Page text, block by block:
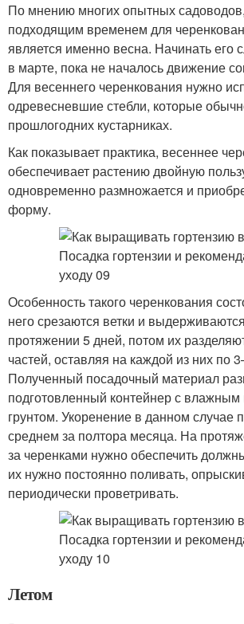
По мнению многих опытных
подходящим временем для
является именно весна. Начинать его
в марте, пока не началось движение
Для весеннего черенкования нужно
одревесневшие стебли, которые
прошлогодних кустарниках.
Как показывает практика, весеннее
обеспечивает растению двойную
одновременно размножается и
форму.
Особенность такого черенкования
него срезаются ветки и
протяжении 5 дней, потом их
частей, оставляя на каждой из них по
Полученный посадочный материал
подготовленный контейнер с
грунтом. Укоренение в данном случае
среднем за полтора месяца. На
за черенками нужно обеспечить
их нужно постоянно поливать,
периодически проветривать.
Летом